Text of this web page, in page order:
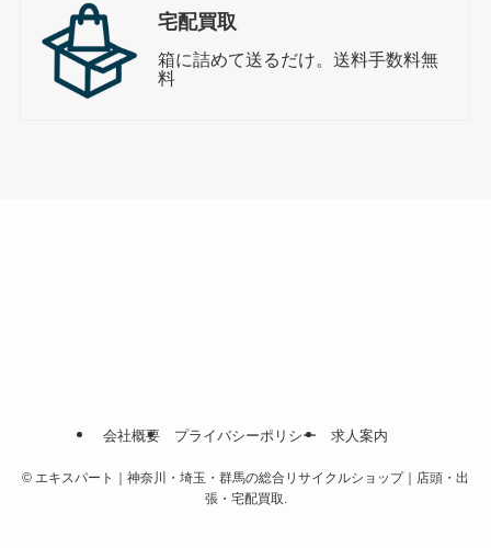
宅配買取
箱に詰めて送るだけ。送料手数料無
料
会社概要 プライバシーポリシー 求人案内
© エキスパート｜神奈川・埼玉・群馬の総合リサイクルショップ｜店頭・出
張・宅配買取.